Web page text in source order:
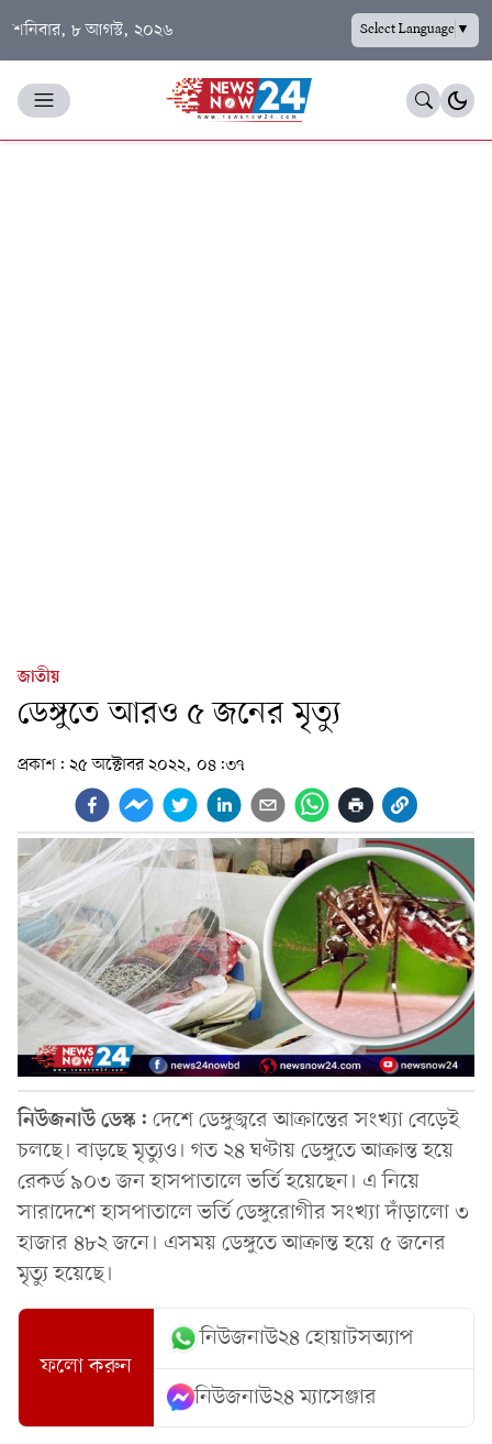
শনিবার, ৮ আগস্ট, ২০২৬ Select Language▼
জাতীয়
ডেঙ্গুতে আরও ৫ জনের মৃত্যু
প্রকাশ: ২৫ অক্টোবর ২০২২, ০৪:৩৭
নিউজনাউ ডেস্ক: দেশে ডেঙ্গুজ্বরে আক্রান্তের সংখ্যা বেড়েই
চলছে। বাড়ছে মৃত্যুও। গত ২৪ ঘণ্টায় ডেঙ্গুতে আক্রান্ত হয়ে
রেকর্ড ৯০৩ জন হাসপাতালে ভর্তি হয়েছেন। এ নিয়ে
সারাদেশে হাসপাতালে ভর্তি ডেঙ্গুরোগীর সংখ্যা দাঁড়ালো ৩
হাজার ৪৮২ জনে। এসময় ডেঙ্গুতে আক্রান্ত হয়ে ৫ জনের
মৃত্যু হয়েছে।
ফলো করুন
নিউজনাউ২৪ হোয়াটসঅ্যাপ
নিউজনাউ২৪ ম্যাসেঞ্জার